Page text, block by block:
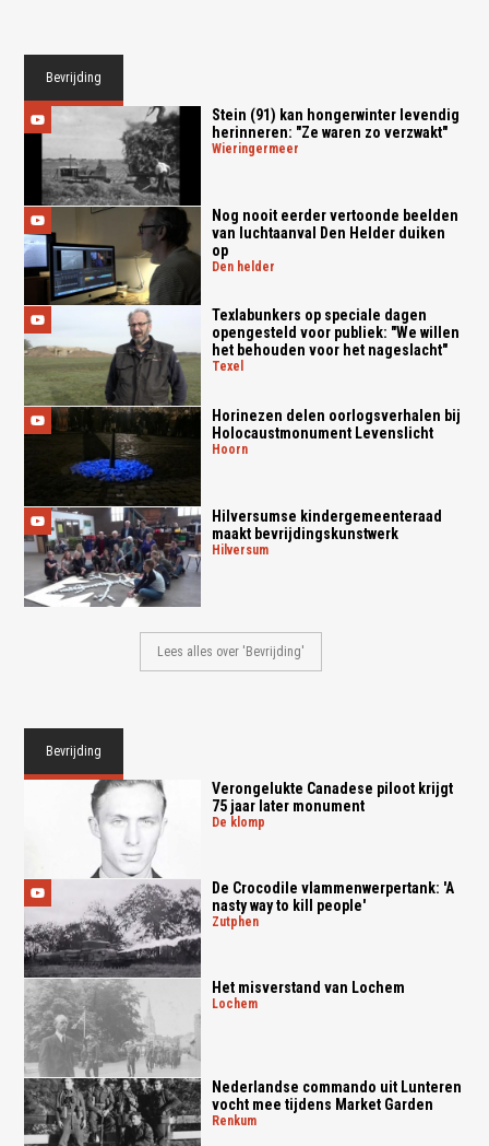
Bevrijding
Stein (91) kan hongerwinter levendig
herinneren: "Ze waren zo verzwakt"
wieringermeer
Nog nooit eerder vertoonde beelden
van luchtaanval Den Helder duiken
op
den helder
Texlabunkers op speciale dagen
opengesteld voor publiek: "We willen
het behouden voor het nageslacht"
texel
Horinezen delen oorlogsverhalen bij
Holocaustmonument Levenslicht
hoorn
Hilversumse kindergemeenteraad
maakt bevrijdingskunstwerk
hilversum
Lees alles over 'Bevrijding'
Bevrijding
Verongelukte Canadese piloot krijgt
75 jaar later monument
de klomp
De Crocodile vlammenwerpertank: 'A
nasty way to kill people'
zutphen
Het misverstand van Lochem
lochem
Nederlandse commando uit Lunteren
vocht mee tijdens Market Garden
renkum